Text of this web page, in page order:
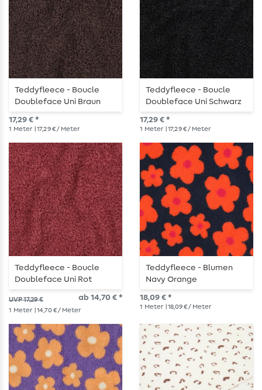
Teddyfleece - Boucle
Doubleface Uni Braun
17,29 € *
1 Meter | 17,29 € / Meter
Teddyfleece - Boucle
Doubleface Uni Schwarz
17,29 € *
1 Meter | 17,29 € / Meter
Teddyfleece - Boucle
Doubleface Uni Rot
UVP 17,29 € ab 14,70 € *
1 Meter | 14,70 € / Meter
Teddyfleece - Blumen
Navy Orange
18,09 € *
1 Meter | 18,09 € / Meter